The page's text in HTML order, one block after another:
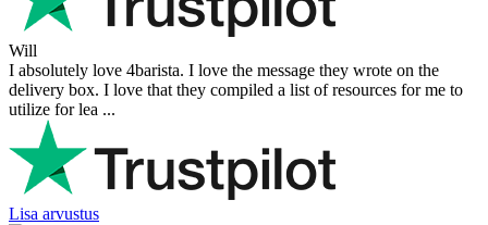
Will
I absolutely love 4barista. I love the message they wrote on the
delivery box. I love that they compiled a list of resources for me to
utilize for lea ...
Lisa arvustus